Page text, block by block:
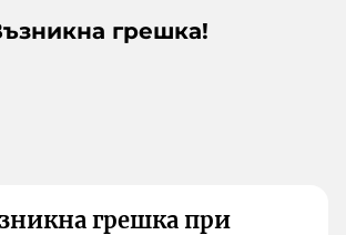
грешка!
грешка при